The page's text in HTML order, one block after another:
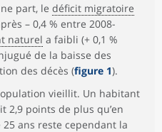
part, le déficit migratoire
– 0,4 % entre 2008-
naturel a faibli (+ 0,1 %
de la baisse des
des décès (figure 1).
vieillit. Un habitant
2,9 points de plus qu’en
ans reste cependant la